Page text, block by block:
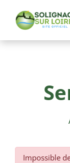
Vie Pratique
Culture &
Tourisme
Impossible